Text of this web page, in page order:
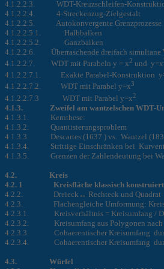
4.1.2.2.3. WDT-Kreuzschleifen-
4.1.2.2.4. 4-Streckenzug-Zielgestalt
4.1.2.2.5. Autokonvergente Grenzprozesse
4.1.2.2.5.1. Halbbalken
4.1.2.2.5.2. Ganzbalken
4.1.2.2.6. Überraschende dreifach simultane
4.1.2.2.7. WDT mit Parabeln y = x2 und y=x
4.1.2.2.7.1. Exakte Parabel-Konstruktion
4.1.2.2.7.2. WDT mit Parabel y=x3
4.1.2.2.7.3 WDT mit Parabel y=x2
4.1.3. Zweifel am wantzelschen WDT-
4.1.3.1. Kernthese:
4.1.3.2. Quantisierungsproblem
4.1.3.3. Descartes (1637 ) vs. Wantzel
4.1.3.4. Strittige Einschränken bei
4.1.3.5.
Grenzen der Zahlendeutung bei
4.2. Kreis
4.2. 1
Kreisfläche klassisch
4.2.2. Dreieck↔ Rechteck und Quadrat
4.2.3. Flächengleiche Umformung:
4.2.3.1. Kreisverhältnis = Kreisumfang /
4.2.3.2. Kreisumfang aus Polygonen nach
4.2.3.3. Cohaerentischer Kreisumfang
4.2.3.4. Cohaerentischer Kreisumfang
4.3.
Würfel